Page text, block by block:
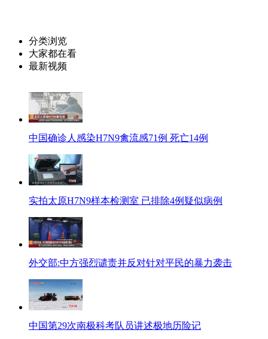
分类浏览
大家都在看
最新视频
中国确诊人感染H7N9禽流感71例 死亡14例
实拍太原H7N9样本检测室 已排除4例疑似病例
外交部:中方强烈谴责并反对针对平民的暴力袭击
中国第29次南极科考队员讲述极地历险记